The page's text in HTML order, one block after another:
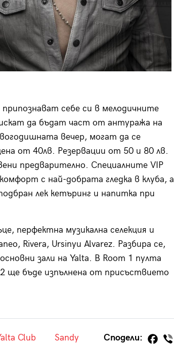
себе си в мелодичните
да бъдат част от антуража на
вечер, могат да се
от 40лв. Резервации от 50 и 80 лв.
предварително. Специалните VIP
с най-добрата гледка в клуба, а
лек кетъринг и напитка при
перфектна музикална селекция и
Rivera, Ursinyи Alvarez. Разбира се,
зали на Yalta. В Room 1 пулта
ще бъде изпълнена от присъствието
Club
Sandy
Сподели: